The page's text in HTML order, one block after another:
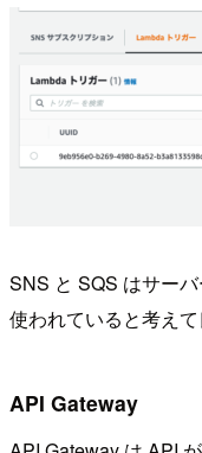
SNS と SQS はサー
使われていると考えて
API Gateway